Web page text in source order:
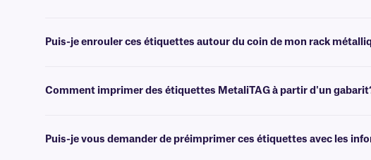
Puis-je enrouler ces étiquettes autour du coin de mon rack
Comment imprimer des étiquettes MetaliTAG à partir d'un
Puis-je vous demander de préimprimer ces étiquettes avec les